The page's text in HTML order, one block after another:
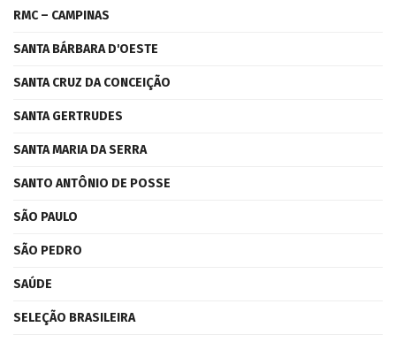
RMC – CAMPINAS
SANTA BÁRBARA D'OESTE
SANTA CRUZ DA CONCEIÇÃO
SANTA GERTRUDES
SANTA MARIA DA SERRA
SANTO ANTÔNIO DE POSSE
SÃO PAULO
SÃO PEDRO
SAÚDE
SELEÇÃO BRASILEIRA